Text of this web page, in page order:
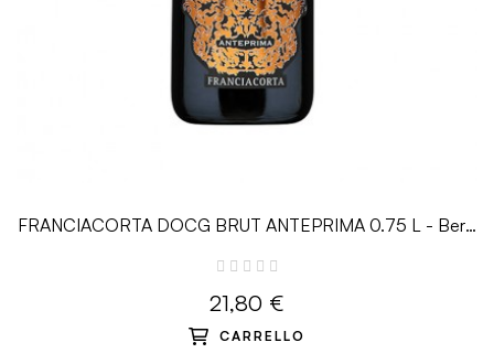
FRANCIACORTA DOCG BRUT ANTEPRIMA 0.75 L - Bersi
21,80 €
CARRELLO